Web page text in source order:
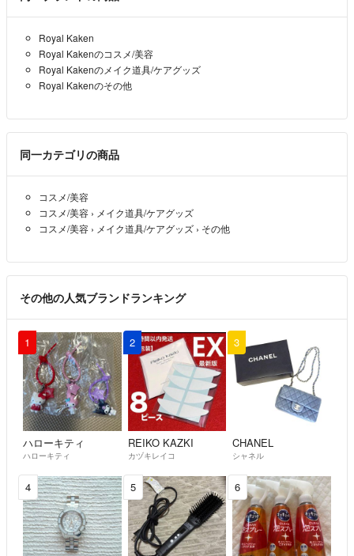
Royal Kaken
Royal Kakenのコスメ/美容
Royal Kakenのメイク道具/ケアグッズ
Royal Kakenのその他
同一カテゴリの商品
コスメ/美容
コスメ/美容 › メイク道具/ケアグッズ
コスメ/美容 › メイク道具/ケアグッズ › その他
その他の人気ブランドランキング
1
ハローキティ
ハローキティ
2
REIKO KAZKI
カヅキレイコ
3
CHANEL
シャネル
4 5 6